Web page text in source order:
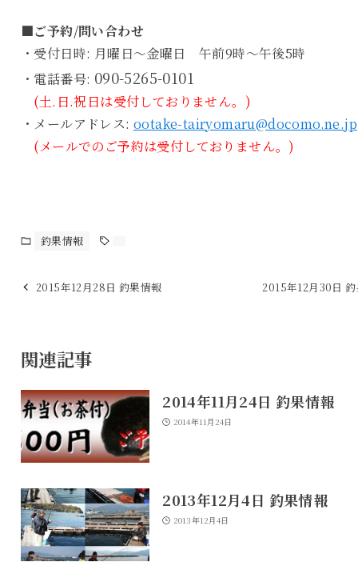
■ご予約/問い合わせ
・受付日時: 月曜日～金曜日 午前9時～午後5時
・電話番号: 090-5265-0101
(土.日.祝日は受付しておりません。)
・メールアドレス: ootake-tairyomaru@docomo.ne.jp
(メールでのご予約は受付しておりません。)
釣果情報
2015年12月28日 釣果情報 2015年12月30日
関連記事
2014年11月24日 釣果情報
2014年11月24日
2013年12月4日 釣果情報
2013年12月4日